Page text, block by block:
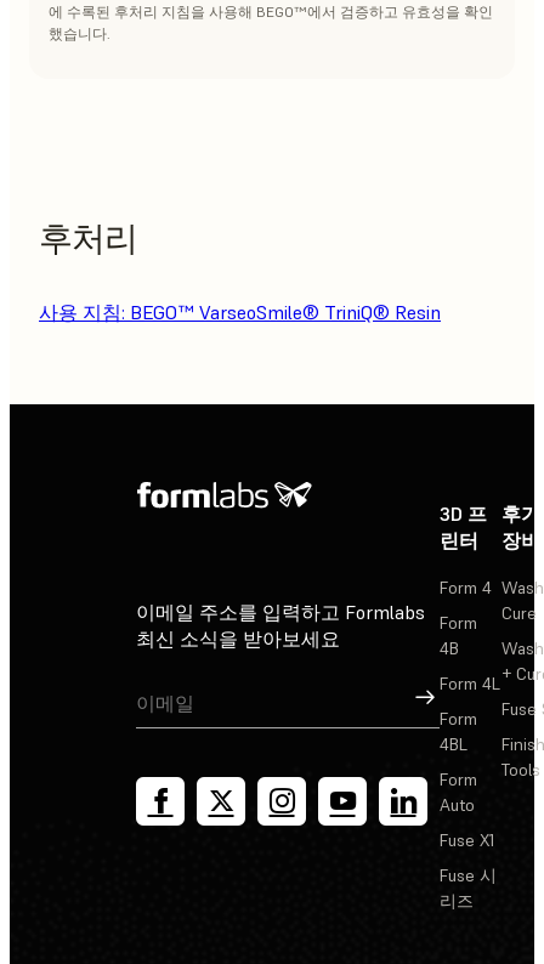
에 수록된 후처리 지침을 사용해 BEGO™에서 검증하고 유효성을 확인
했습니다.
후처리
사용 지침: BEGO™ VarseoSmile® TriniQ® Resin
이메일 주소를 입력하고 Formlabs
최신 소식을 받아보세요
가입
3D 프
린터
Form 4
Form
4B
Form 4L
Form
4BL
Form
Auto
Fuse X1
Fuse 시
리즈
후
장비
Cure
+
Fuse
Tools